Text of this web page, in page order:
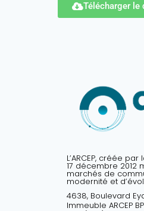
Télécharger le
L’ARCEP, créée
17 décembre 2012
marchés de
modernité et
4638, Boulevard
Immeuble ARCEP